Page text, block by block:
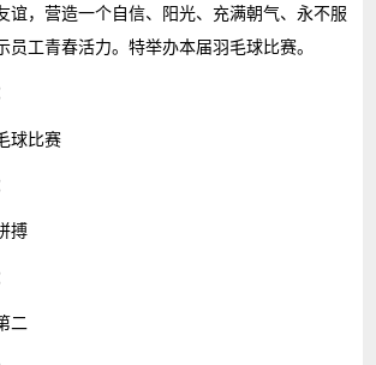
谊，营造一个自信、阳光、充满朝气、永不服
员工青春活力。特举办本届羽毛球比赛。
球比赛
搏
二